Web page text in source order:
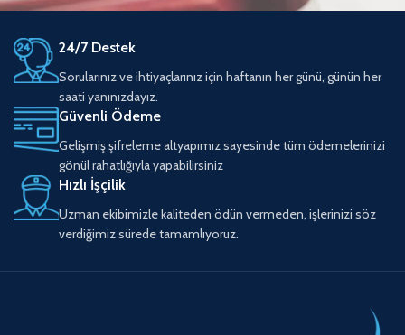
Furniture
Netus eu mollis hac dignis
24/7 Destek
Sorularınız ve ihtiyaçlarınız için haftanın her günü, günün her
saati yanınızdayız.
Güvenli Ödeme
Gelişmiş şifreleme altyapımız sayesinde tüm ödemelerinizi
gönül rahatlığıyla yapabilirsiniz
Hızlı İşçilik
Uzman ekibimizle kaliteden ödün vermeden, işlerinizi söz
verdiğimiz sürede tamamlıyoruz.